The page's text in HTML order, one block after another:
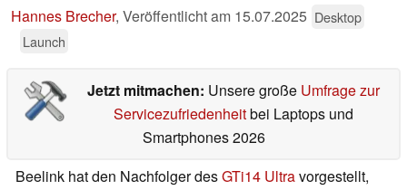
Hannes Brecher, Veröffentlicht am 15.07.2025 Desktop
Launch
Jetzt mitmachen: Unsere große Umfrage zur
Servicezufriedenheitbei Laptops und
Smartphones 2026
Beelink hat den Nachfolger desGTi14 Ultravorgestellt,